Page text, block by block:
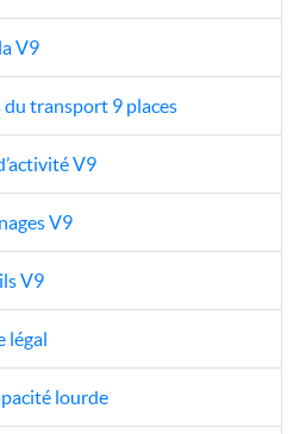
V9
transport 9 places
V9
V9
V9
légal
lourde